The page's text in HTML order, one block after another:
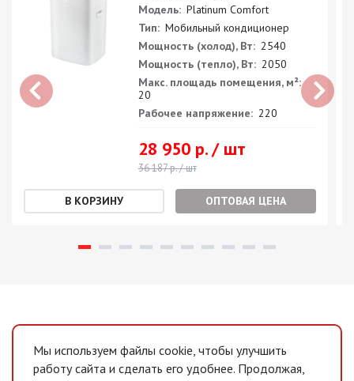
Модель: Platinum Comfort
Тип: Мобильный кондиционер
Мощность (холод), Вт: 2540
Мощность (тепло), Вт: 2050
Макс. площадь помещения, м²:
20
Рабочее напряжение: 220
28 950 р. / шт
36 187 р. / шт
ОПТОВАЯ ЦЕНА
Мы используем файлы cookie, чтобы улучшить
работу сайта и сделать его удобнее. Продолжая,